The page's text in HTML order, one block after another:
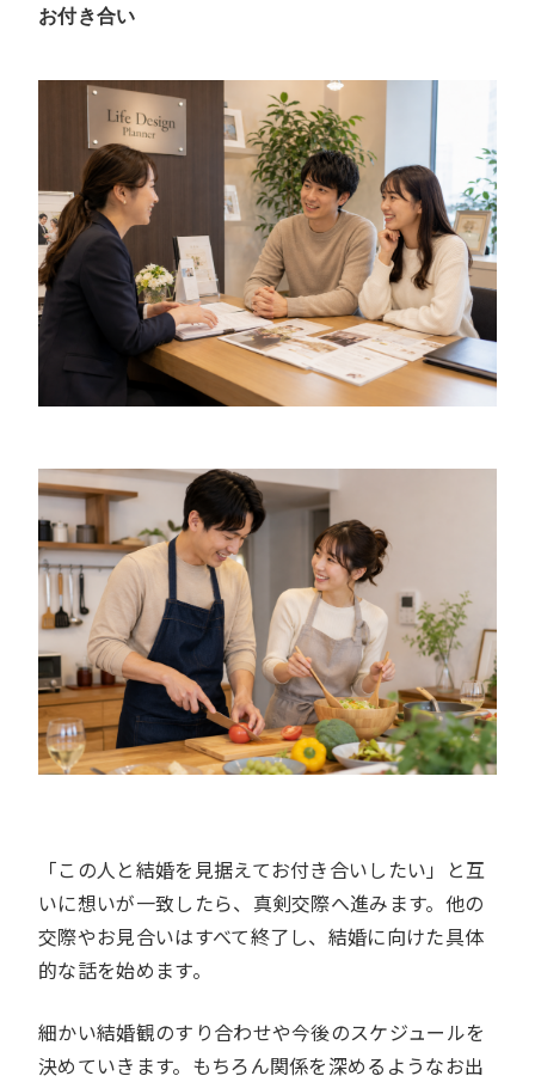
お付き合い
「この人と結婚を見据えてお付き合いしたい」と互
いに想いが一致したら、真剣交際へ進みます。他の
交際やお見合いはすべて終了し、結婚に向けた具体
的な話を始めます。
細かい結婚観のすり合わせや今後のスケジュールを
決めていきます。もちろん関係を深めるようなお出